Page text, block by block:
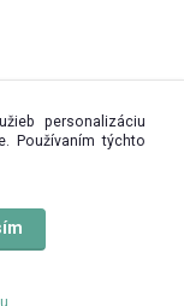
personalizáciu
Používaním týchto